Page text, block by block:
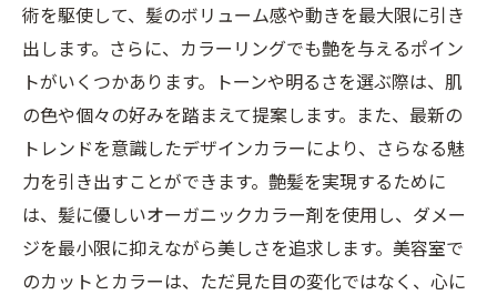
術を駆使して、髪のボリューム感や動きを最大限に引き
出します。さらに、カラーリングでも艶を与えるポイン
トがいくつかあります。トーンや明るさを選ぶ際は、肌
の色や個々の好みを踏まえて提案します。また、最新の
トレンドを意識したデザインカラーにより、さらなる魅
力を引き出すことができます。艶髪を実現するために
は、髪に優しいオーガニックカラー剤を使用し、ダメー
ジを最小限に抑えながら美しさを追求します。美容室で
のカットとカラーは、ただ見た目の変化ではなく、心に